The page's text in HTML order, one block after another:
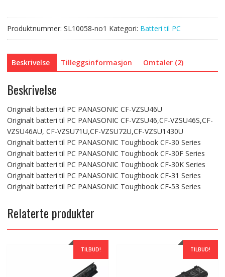
Produktnummer: SL10058-no1 Kategori: Batteri til PC
Beskrivelse Tilleggsinformasjon Omtaler (2)
Beskrivelse
Originalt batteri til PC PANASONIC CF-VZSU46U
Originalt batteri til PC PANASONIC CF-VZSU46,CF-VZSU46S,CF-
VZSU46AU, CF-VZSU71U,CF-VZSU72U,CF-VZSU1430U
Originalt batteri til PC PANASONIC Toughbook CF-30 Series
Originalt batteri til PC PANASONIC Toughbook CF-30F Series
Originalt batteri til PC PANASONIC Toughbook CF-30K Series
Originalt batteri til PC PANASONIC Toughbook CF-31 Series
Originalt batteri til PC PANASONIC Toughbook CF-53 Series
Relaterte produkter
TILBUD! TILBUD!